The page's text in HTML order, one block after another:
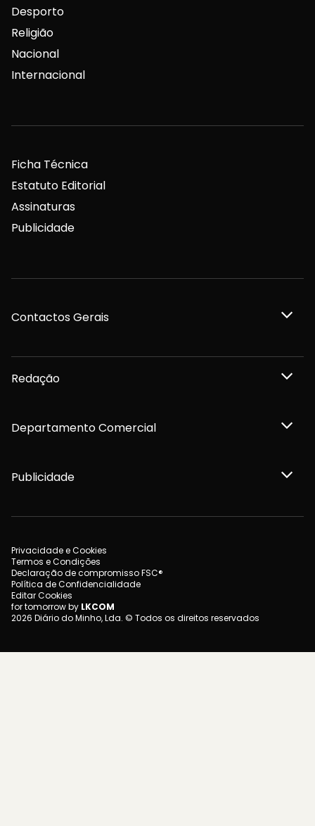
Desporto
Religião
Nacional
Internacional
Ficha Técnica
Estatuto Editorial
Assinaturas
Publicidade
Contactos Gerais
Redação
Departamento Comercial
Publicidade
Privacidade e Cookies
Termos e Condições
Declaração de compromisso FSC®
Política de Confidencialidade
Editar Cookies
for tomorrow by LKCOM
2026 Diário do Minho, Lda. © Todos os direitos reservados